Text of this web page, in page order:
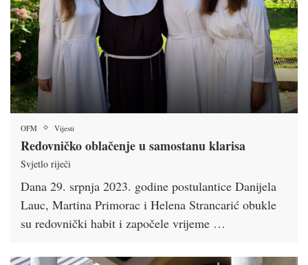
OFM Vijesti
Redovničko oblačenje u samostanu klarisa
Svjetlo riječi
Dana 29. srpnja 2023. godine postulantice Danijela
Lauc, Martina Primorac i Helena Strancarić obukle
su redovnički habit i započele vrijeme …